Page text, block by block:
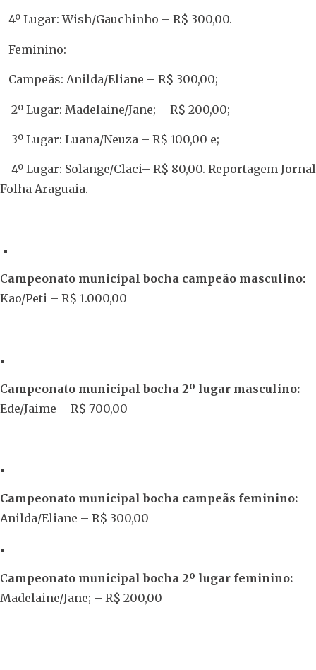
4º Lugar: Wish/Gauchinho – R$ 300,00.
Feminino:
Campeãs: Anilda/Eliane – R$ 300,00;
2º Lugar: Madelaine/Jane; – R$ 200,00;
3º Lugar: Luana/Neuza – R$ 100,00 e;
4º Lugar: Solange/Claci– R$ 80,00. Reportagem Jornal
Folha Araguaia.
Campeonato municipal bocha campeão masculino:
Kao/Peti – R$ 1.000,00
Campeonato municipal bocha 2º lugar masculino:
Ede/Jaime – R$ 700,00
Campeonato municipal bocha campeãs feminino:
Anilda/Eliane – R$ 300,00
Campeonato municipal bocha 2º lugar feminino:
Madelaine/Jane; – R$ 200,00